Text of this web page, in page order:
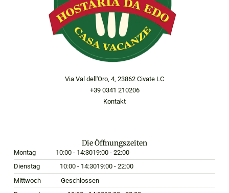
Via Val dell'Oro, 4, 23862 Civate LC
+39 0341 210206
Kontakt
Die Öffnungszeiten
Montag 10:00 - 14:3019:00 - 22:00
Dienstag
10:00 - 14:3019:00 - 22:00
Mittwoch
Geschlossen